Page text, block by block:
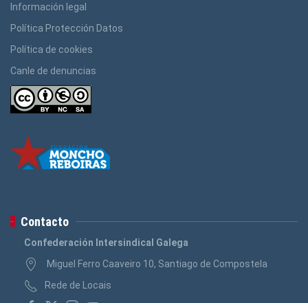
Información legal
Política Protección Datos
Política de cookies
Canle de denuncias
Contacto
Confederación Intersindical Galega
Miguel Ferro Caaveiro 10, Santiago de Compostela
Rede de Locais